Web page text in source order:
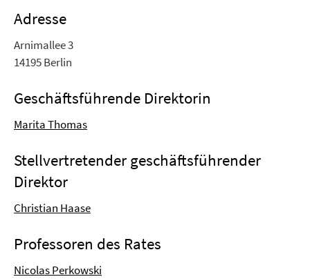
Adresse
Arnimallee 3
14195 Berlin
Geschäftsführende Direktorin
Marita Thomas
Stellvertretender geschäftsführender
Direktor
Christian Haase
Professoren des Rates
Nicolas Perkowski